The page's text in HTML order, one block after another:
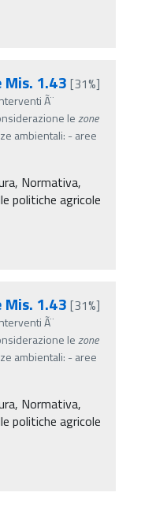
1.43 [31%]
Ã¨
lezone
ambientali: - aree
Normativa,
politiche agricole
1.43 [31%]
Ã¨
lezone
ambientali: - aree
Normativa,
politiche agricole